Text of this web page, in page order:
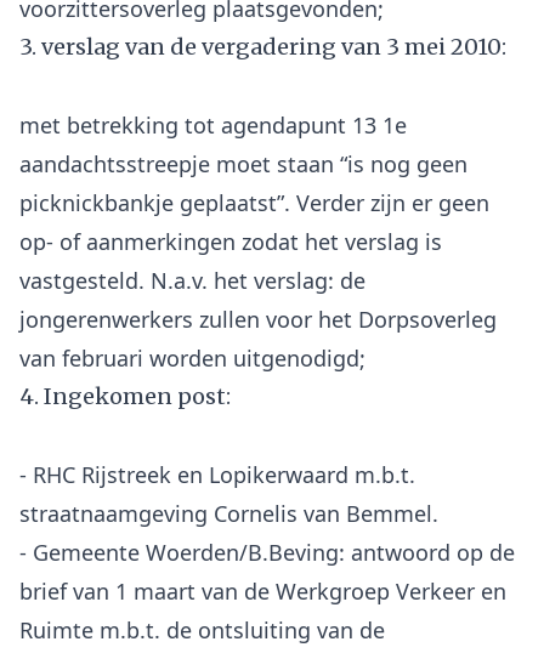
3. verslag van de vergadering van 3 mei 2010:
met betrekking tot agendapunt 13 1e
aandachtsstreepje moet staan “is nog geen
picknickbankje geplaatst”. Verder zijn er geen
op- of aanmerkingen zodat het verslag is
vastgesteld. N.a.v. het verslag: de
jongerenwerkers zullen voor het Dorpsoverleg
4. Ingekomen post:
- RHC Rijstreek en Lopikerwaard m.b.t.
straatnaamgeving Cornelis van Bemmel.
- Gemeente Woerden/B.Beving: antwoord op de
brief van 1 maart van de Werkgroep Verkeer en
Ruimte m.b.t. de ontsluiting van de